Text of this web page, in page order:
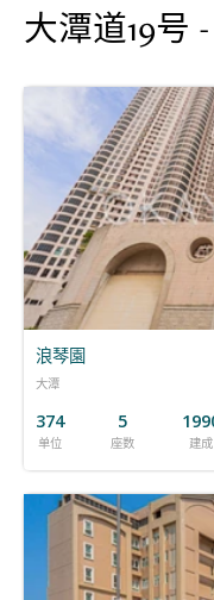
大潭道19号
浪琴園
大潭
374
单位
5
座数 建成